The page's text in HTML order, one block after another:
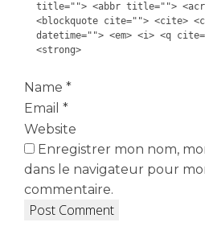
title=""> <abbr title="">
<blockquote cite=""> <cite>
datetime=""> <em> <i> <q
<strong>
Name *
Email *
Website
Enregistrer mon nom,
dans le navigateur pour
commentaire.